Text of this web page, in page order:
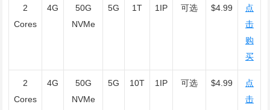
2
Cores
4G
50G
NVMe
5G 1T 1IP 可选 $4.99
点
击
购
买
2
Cores
4G
50G
NVMe
5G 10T 1IP 可选 $4.99
点
击